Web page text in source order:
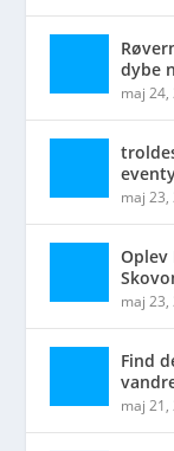
dybe
maj 24,
maj 23,
Oplev
maj 23,
Find
maj 21,